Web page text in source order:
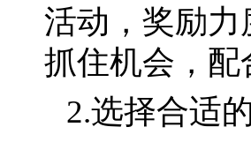
活动，奖励
抓住机会，
2.选择合适